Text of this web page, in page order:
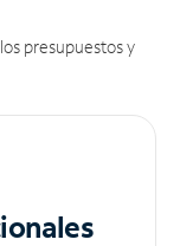
presupuestos y